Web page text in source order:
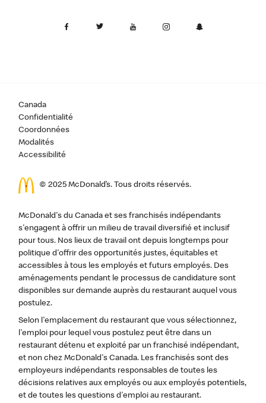
Canada
Confidentialité
Coordonnées
Modalités
Accessibilité
© 2025 McDonald’s. Tous droits réservés.
McDonald's du Canada et ses franchisés indépendants
s'engagent à offrir un milieu de travail diversifié et inclusif
pour tous. Nos lieux de travail ont depuis longtemps pour
politique d'offrir des opportunités justes, équitables et
accessibles à tous les employés et futurs employés. Des
aménagements pendant le processus de candidature sont
disponibles sur demande auprès du restaurant auquel vous
postulez.
Selon l'emplacement du restaurant que vous sélectionnez,
l'emploi pour lequel vous postulez peut être dans un
restaurant détenu et exploité par un franchisé indépendant,
et non chez McDonald's Canada. Les franchisés sont des
employeurs indépendants responsables de toutes les
décisions relatives aux employés ou aux employés potentiels,
et de toutes les questions d'emploi au restaurant.